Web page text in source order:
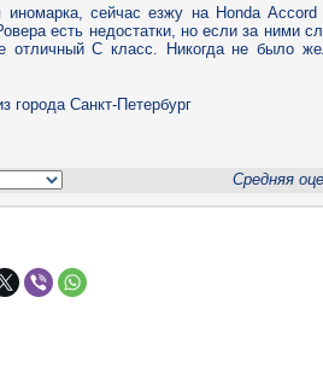
сейчас езжу на Honda
есть недостатки, но если за ними
С класс. Никогда не было
города Санкт-Петербург
Средняя